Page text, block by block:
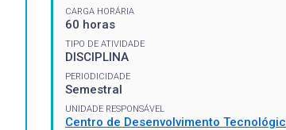
CARGA HORÁRIA
60 horas
TIPO DE ATIVIDADE
DISCIPLINA
PERIODICIDADE
Semestral
UNIDADE RESPONSÁVEL
Centro de Desenvolvimento